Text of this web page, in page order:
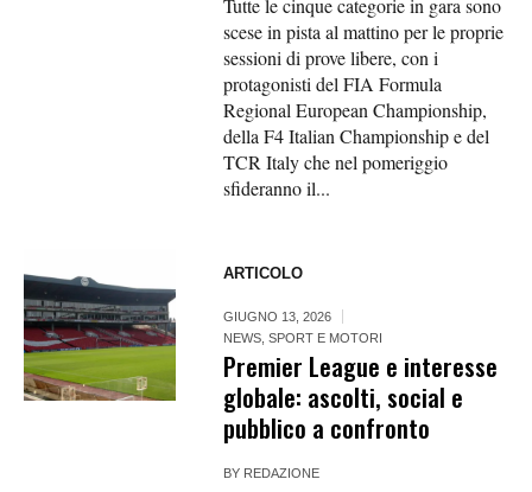
Tutte le cinque categorie in gara sono
scese in pista al mattino per le proprie
sessioni di prove libere, con i
protagonisti del FIA Formula
Regional European Championship,
della F4 Italian Championship e del
TCR Italy che nel pomeriggio
sfideranno il...
ARTICOLO
GIUGNO 13, 2026
NEWS ,SPORT E MOTORI
Premier League e interesse
globale: ascolti, social e
pubblico a confronto
BY REDAZIONE